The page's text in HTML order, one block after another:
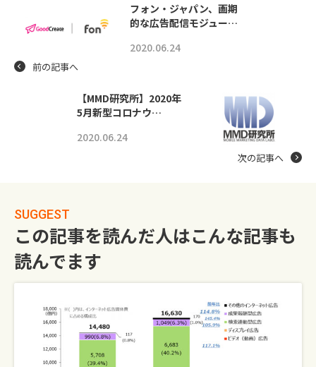
フォン・ジャパン、画期
的な広告配信モジュー…
2020.06.24
前の記事へ
【MMD研究所】2020年
5月新型コロナウ…
2020.06.24
次の記事へ
SUGGEST
この記事を読んだ人はこんな記事も
読んでます